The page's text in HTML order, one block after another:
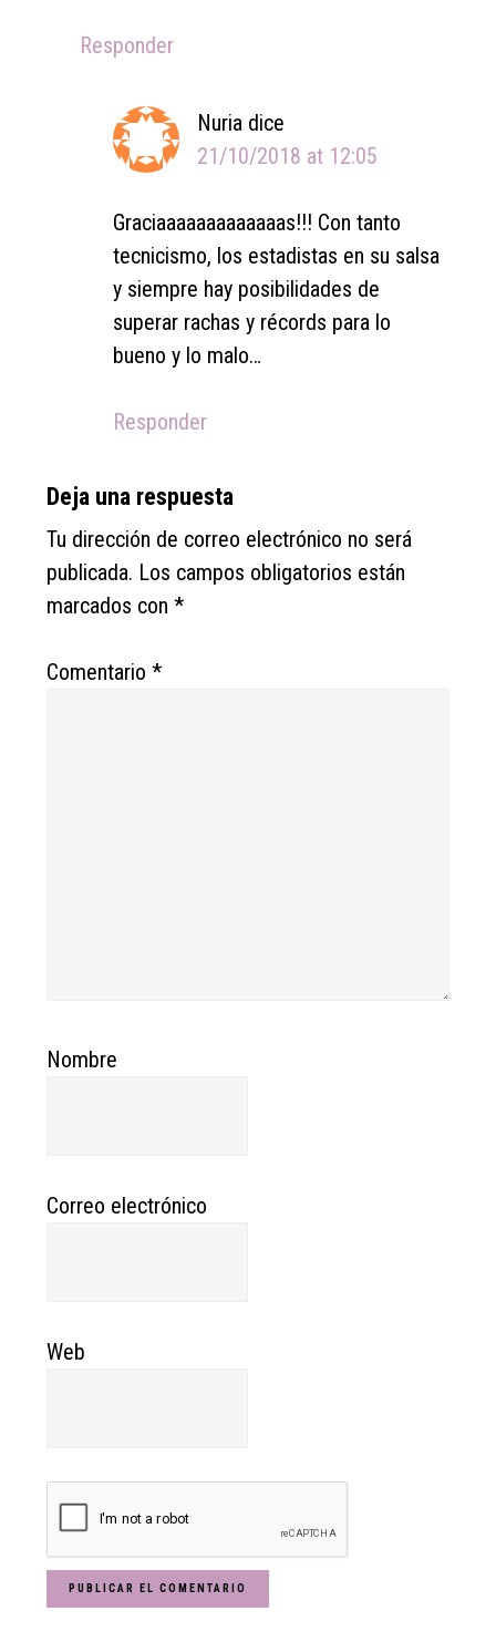
Responder
Nuria dice
21/10/2018 at 12:05
Graciaaaaaaaaaaaaas!!! Con tanto
tecnicismo, los estadistas en su salsa
y siempre hay posibilidades de
superar rachas y récords para lo
bueno y lo malo…
Responder
Deja una respuesta
Tu dirección de correo electrónico no será
publicada. Los campos obligatorios están
marcados con*
Comentario*
Nombre
Correo electrónico
Web